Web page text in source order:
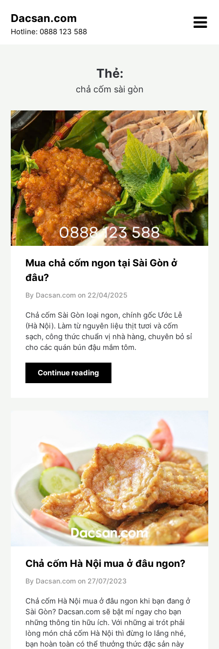
content
Dacsan.com
Hotline: 0888 123 588
Thẻ:
chả cốm sài gòn
Mua chả cốm ngon tại Sài Gòn ở
đâu?
By Dacsan.com on 22/04/2025
Chả cốm Sài Gòn loại ngon, chính gốc Ước Lễ
(Hà Nội). Làm từ nguyên liệu thịt tươi và cốm
sạch, công thức chuẩn vị nhà hàng, chuyên bỏ sỉ
cho các quán bún đậu mắm tôm.
Continue reading
Chả cốm Hà Nội mua ở đâu ngon?
By Dacsan.com on 27/07/2023
Chả cốm Hà Nội mua ở đâu ngon khi bạn đang ở
Sài Gòn? Dacsan.com sẽ bật mí ngay cho bạn
những thông tin hữu ích. Với những ai trót phải
lòng món chả cốm Hà Nội thì đừng lo lắng nhé,
bạn hoàn toàn có thể thưởng thức đặc sản này